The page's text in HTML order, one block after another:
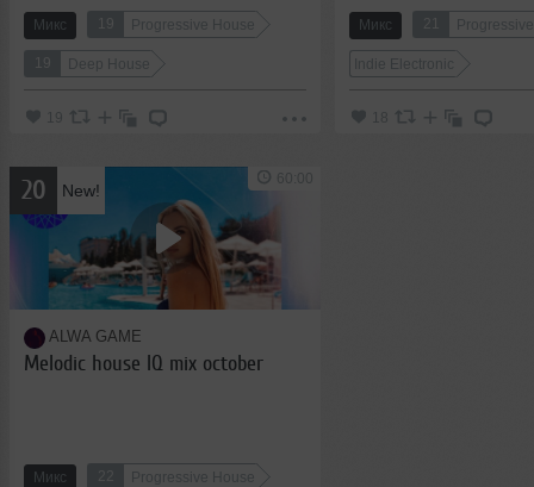
Микс 19 Progressive House
19 Deep House
19
Микс 21
Indie Electronic
20 New!
ALWA GAME
Melodic house IQ mix october
Микс Progressive House
60:00